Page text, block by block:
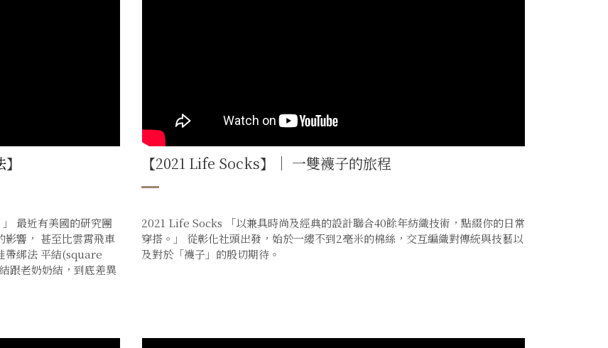
】
最近有美國的研究團
影響， 甚至比雲霄飛車
帶綁法 平結(square
跟老奶奶結，到底差異
【2021 Life Socks】｜ 一雙襪子的旅程
2021 Life Socks 「以兼具時尚及經典的設計聯合40餘年紡織技術，點綴你的日常
穿搭。」 從彰化社頭出發，始於一縷不到2毫米的棉絲，交互編織對傳統與技藝以
及對於「襪子」的殷切期待。